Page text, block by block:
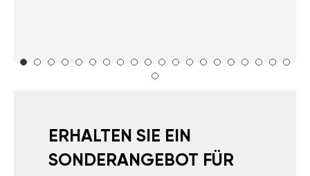
ERHALTEN SIE EIN
SONDERANGEBOT FÜR